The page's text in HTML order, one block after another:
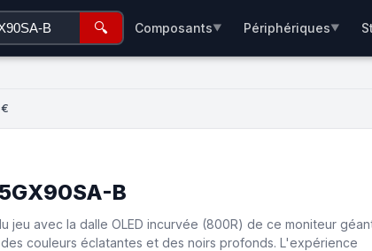
🔍 Composants▼ Périphériques▼
B
jeu avec la dalle OLED incurvée (800R) de ce moniteur
couleurs éclatantes et des noirs profonds. L'expérience